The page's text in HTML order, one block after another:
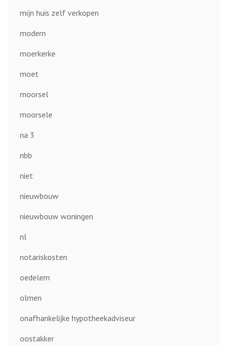
mijn huis zelf verkopen
modern
moerkerke
moet
moorsel
moorsele
na 3
nbb
niet
nieuwbouw
nieuwbouw woningen
nl
notariskosten
oedelem
olmen
onafhankelijke hypotheekadviseur
oostakker